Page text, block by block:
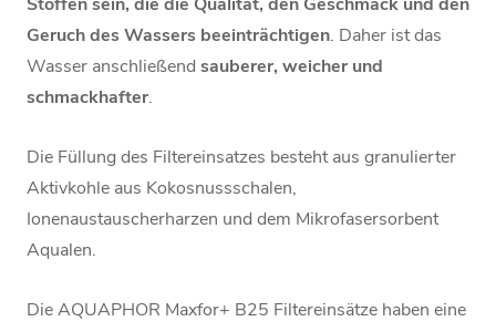
Geruch des Wassers beeinträchtigen. Daher ist das
Wasser anschließend sauberer, weicher und
schmackhafter.
Die Füllung des Filtereinsatzes besteht aus granulierter
Aktivkohle aus Kokosnussschalen,
Ionenaustauscherharzen und dem Mikrofasersorbent
Aqualen.
Die AQUAPHOR Maxfor+ B25 Filtereinsätze haben eine